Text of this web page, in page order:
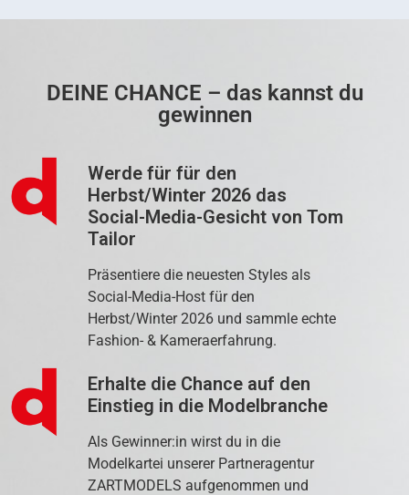
DEINE CHANCE – das kannst du
gewinnen
Werde für für den
Herbst/Winter 2026 das
Social-Media-Gesicht von Tom
Tailor
Präsentiere die neuesten Styles als
Social-Media-Host für den
Herbst/Winter 2026 und sammle echte
Fashion- & Kameraerfahrung.
Erhalte die Chance auf den
Einstieg in die Modelbranche
Als Gewinner:in wirst du in die
Modelkartei unserer Partneragentur
ZARTMODELS aufgenommen und